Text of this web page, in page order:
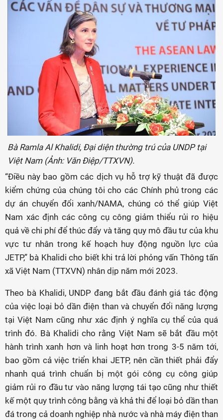
Bà Ramla Al Khalidi, Đại diện thường trú của UNDP tại
Việt Nam (Ảnh: Văn Điệp/TTXVN).
“Điều này bao gồm các dịch vụ hỗ trợ kỹ thuật đã được
kiểm chứng của chúng tôi cho các Chính phủ trong các
dự án chuyển đổi xanh/NAMA, chúng có thể giúp Việt
Nam xác định các công cụ công giảm thiểu rủi ro hiệu
quả về chi phí để thúc đẩy và tăng quy mô đầu tư của khu
vực tư nhân trong kế hoạch huy động nguồn lực của
JETP,” bà Khalidi cho biết khi trả lời phỏng vấn Thông tấn
xã Việt Nam (TTXVN) nhân dịp năm mới 2023.
Theo bà Khalidi, UNDP đang bắt đầu đánh giá tác động
của việc loại bỏ dần điện than và chuyển đổi năng lượng
tại Việt Nam cũng như xác định ý nghĩa cụ thể của quá
trình đó. Bà Khalidi cho rằng Việt Nam sẽ bắt đầu một
hành trình xanh hơn và linh hoạt hơn trong 3-5 năm tới,
bao gồm cả việc triển khai JETP, nên cần thiết phải đẩy
nhanh quá trình chuẩn bị một gói công cụ công giúp
giảm rủi ro đầu tư vào năng lượng tái tạo cũng như thiết
kế một quy trình công bằng và khả thi để loại bỏ dần than
đá trong cả doanh nghiệp nhà nước và nhà máy điện than